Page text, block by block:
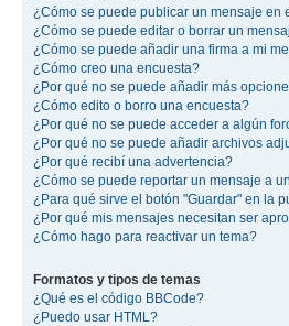
¿Cómo se puede publicar un mensaje en
¿Cómo se puede editar o borrar un
¿Cómo se puede añadir una firma a mi
¿Cómo creo una encuesta?
¿Por qué no se puede añadir más
¿Cómo edito o borro una encuesta?
¿Por qué no se puede acceder a algún
¿Por qué no se puede añadir archivos
¿Por qué recibí una advertencia?
¿Cómo se puede reportar un mensaje a
¿Para qué sirve el botón "Guardar" en la
¿Por qué mis mensajes necesitan ser
¿Cómo hago para reactivar un tema?
Formatos y tipos de temas
¿Qué es el código BBCode?
¿Puedo usar HTML?